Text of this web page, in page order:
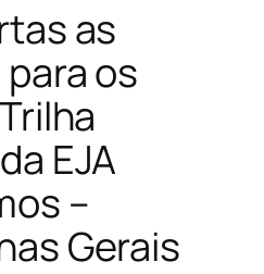
as
os
EJA
–
Gerais